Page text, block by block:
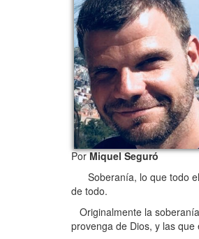
PorMiquel Seguró
Soberanía, lo que todo el
de todo.
Originalmente la
provenga de Dios, y las que